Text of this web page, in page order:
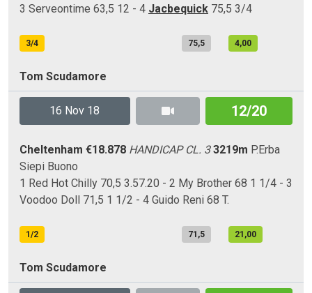
3 Serveontime 63,5 12 - 4 Jacbequick 75,5 3/4
3/4 75,5 4,00
Tom Scudamore
16 Nov 18 12/20
Cheltenham €18.878 HANDICAP CL. 3 3219m P.Erba
Siepi Buono
1 Red Hot Chilly 70,5 3.57.20 - 2 My Brother 68 1 1/4 - 3
Voodoo Doll 71,5 1 1/2 - 4 Guido Reni 68 T.
1/2 71,5 21,00
Tom Scudamore